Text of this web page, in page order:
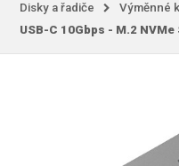
Disky a řadiče
Výměnné
USB-C 10Gbps - M.2